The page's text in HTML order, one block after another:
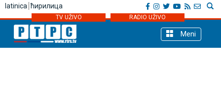
latinica ћирилица
TV UŽIVO RADIO UŽIVO
Meni